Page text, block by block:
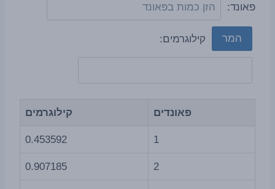
פאונד:
המר קילוגרמים:
פאונדים קילוגרמים
1
0.453592
2
0.907185